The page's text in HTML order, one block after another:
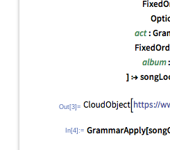
Out[3]=
In[4]:=